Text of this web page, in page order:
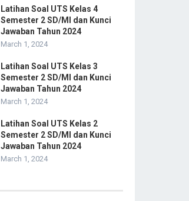
Latihan Soal UTS Kelas 4
Semester 2 SD/MI dan Kunci
Jawaban Tahun 2024
March 1, 2024
Latihan Soal UTS Kelas 3
Semester 2 SD/MI dan Kunci
Jawaban Tahun 2024
March 1, 2024
Latihan Soal UTS Kelas 2
Semester 2 SD/MI dan Kunci
Jawaban Tahun 2024
March 1, 2024